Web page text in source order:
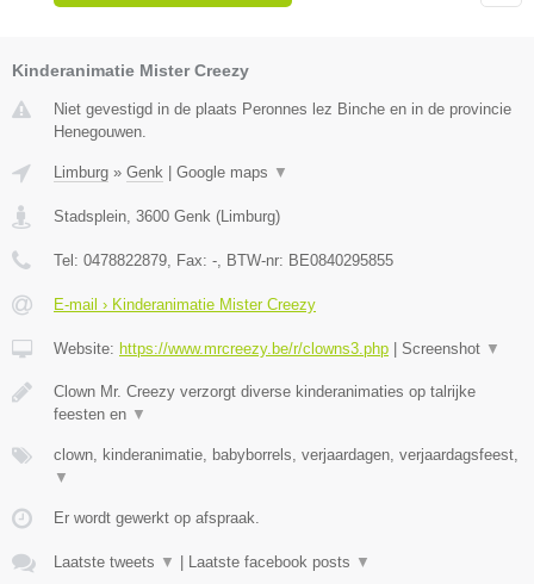
Kinderanimatie Mister Creezy
Niet gevestigd in de plaats Peronnes lez Binche en in de provincie
Henegouwen.
Limburg » Genk Google maps ▼
Stadsplein, 3600 Genk (Limburg)
Tel: 0478822879, Fax: -, BTW-nr: BE0840295855
E-mail › Kinderanimatie Mister Creezy
Website: https://www.mrcreezy.be/r/clowns3.php Screenshot ▼
Clown Mr. Creezy verzorgt diverse kinderanimaties op talrijke
feesten en ▼
clown, kinderanimatie, babyborrels, verjaardagen, verjaardagsfeest,
▼
Er wordt gewerkt op afspraak.
Laatste tweets ▼ Laatste facebook posts ▼